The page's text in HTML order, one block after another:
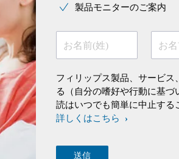
製品モニターのご案内
お名前(姓) お
フィリップス製品、サービ
る（自分の嗜好や行動に基
読はいつでも簡単に中止する
詳しくはこちら